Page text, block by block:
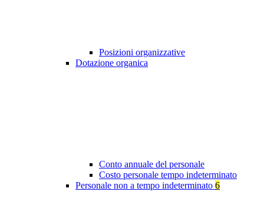
Posizioni organizzative
Dotazione organica
Conto annuale del personale
Costo personale tempo indeterminato
Personale non a tempo indeterminato 6